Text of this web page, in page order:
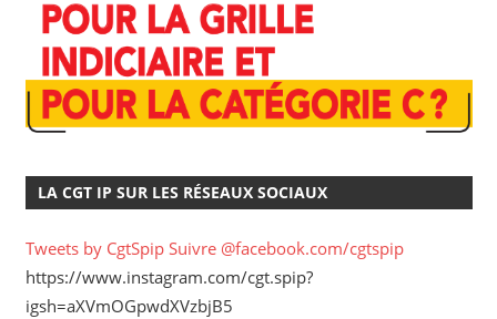
LA CGT IP SUR LES RÉSEAUX SOCIAUX
Tweets by CgtSpip Suivre @facebook.com/cgtspip
https://www.instagram.com/cgt.spip?
igsh=aXVmOGpwdXVzbjB5